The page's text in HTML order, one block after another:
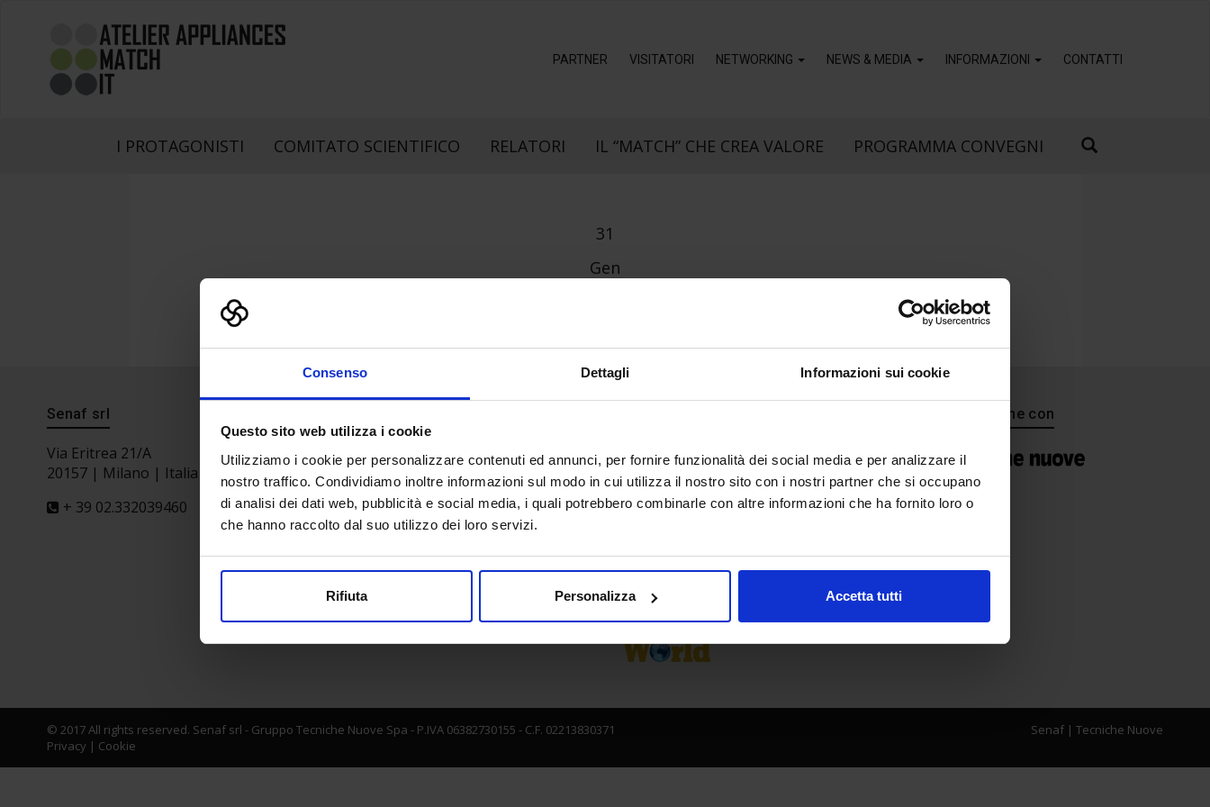
Consenso Dettagli Informazioni sui cookie
Questo sito web utilizza i cookie
Utilizziamo i cookie per personalizzare contenuti ed annunci, per fornire funzionalità dei social media e per analizzare il
nostro traffico. Condividiamo inoltre informazioni sul modo in cui utilizza il nostro sito con i nostri partner che si occupano
di analisi dei dati web, pubblicità e social media, i quali potrebbero combinarle con altre informazioni che ha fornito loro o
che hanno raccolto dal suo utilizzo dei loro servizi.
Rifiuta Personalizza Accetta tutti
PARTNER VISITATORI NETWORKING NEWS & MEDIA INFORMAZIONI CONTATTI
I PROTAGONISTI COMITATO SCIENTIFICO RELATORI IL “MATCH” CHE CREA VALORE PROGRAMMA CONVEGNI
31
Gen
Senaf srl
Via Eritrea 21/A
20157 | Milano | Italia
+ 39 02.332039460
Partner
In collaborazione con
© 2017 All rights reserved. Senaf srl - Gruppo Tecniche Nuove Spa - P.IVA 06382730155 - C.F. 02213830371
Privacy | Cookie
Senaf| Tecniche Nuove